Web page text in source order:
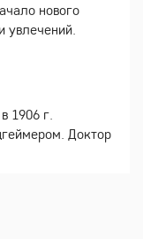
нового
увлечений.
1906 г.
Доктор